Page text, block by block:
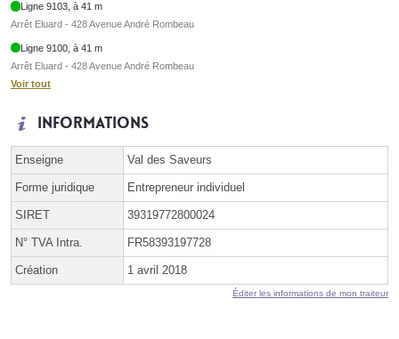
Ligne 9103, à 41 m
Arrêt Eluard - 428 Avenue André Rombeau
Ligne 9100, à 41 m
Arrêt Eluard - 428 Avenue André Rombeau
Voir tout
Informations
Enseigne Val des Saveurs
Forme juridique Entrepreneur individuel
SIRET 39319772800024
N° TVA Intra. FR58393197728
Création 1 avril 2018
Éditer les informations de mon traiteur